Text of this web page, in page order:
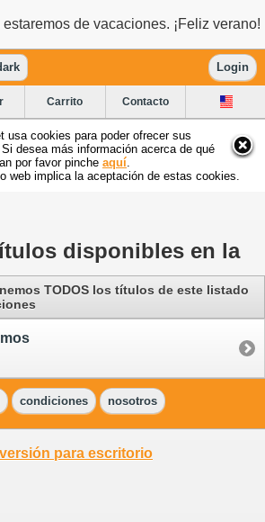
de vacaciones. ¡Feliz verano!
Login
Carrito Contacto
usa cookies para poder ofrecer sus
desea más información acerca de qué
por favor pinche aquí
web implica la aceptación de estas cookies.
disponibles en la
TODOS los títulos de este listado
condiciones nosotros
para escritorio